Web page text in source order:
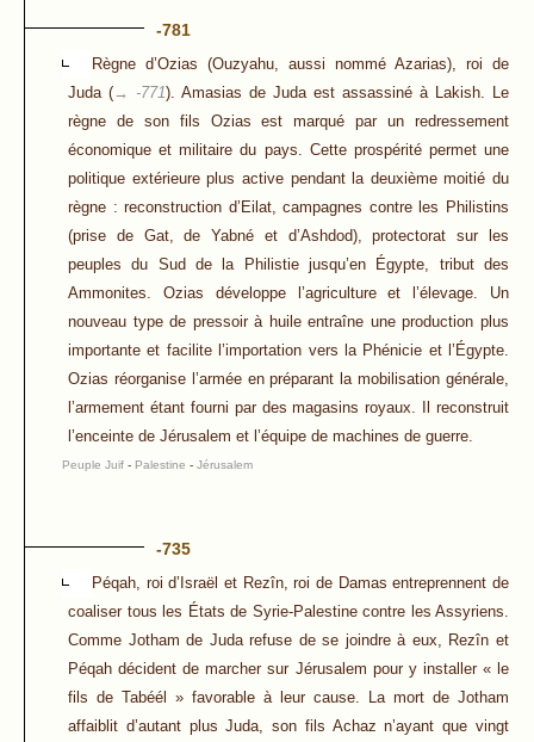
-781
Règne d’Ozias (Ouzyahu, aussi nommé Azarias), roi de
Juda (→ -771). Amasias de Juda est assassiné à Lakish. Le
règne de son fils Ozias est marqué par un redressement
économique et militaire du pays. Cette prospérité permet une
politique extérieure plus active pendant la deuxième moitié du
règne : reconstruction d’Eilat, campagnes contre les Philistins
(prise de Gat, de Yabné et d’Ashdod), protectorat sur les
peuples du Sud de la Philistie jusqu’en Égypte, tribut des
Ammonites. Ozias développe l’agriculture et l’élevage. Un
nouveau type de pressoir à huile entraîne une production plus
importante et facilite l’importation vers la Phénicie et l’Égypte.
Ozias réorganise l’armée en préparant la mobilisation générale,
l’armement étant fourni par des magasins royaux. Il reconstruit
l’enceinte de Jérusalem et l’équipe de machines de guerre.
Peuple Juif - Palestine - Jérusalem
-735
Péqah, roi d’Israël et Rezîn, roi de Damas entreprennent de
coaliser tous les États de Syrie-Palestine contre les Assyriens.
Comme Jotham de Juda refuse de se joindre à eux, Rezîn et
Péqah décident de marcher sur Jérusalem pour y installer « le
fils de Tabéél » favorable à leur cause. La mort de Jotham
affaiblit d’autant plus Juda, son fils Achaz n’ayant que vingt